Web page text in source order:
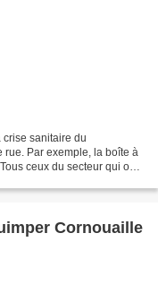
sanitaire du
Par exemple, la boîte à
ceux du secteur qui ont
Cornouaille